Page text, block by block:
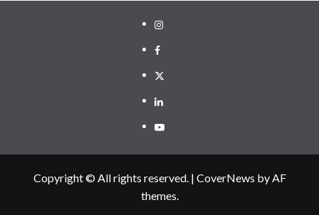
Instagram
Facebook
Twitter
Linkedin
Youtube
Copyright © All rights reserved. | CoverNews by AF
themes.